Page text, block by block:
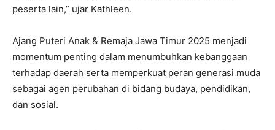
peserta lain,” ujar Kathleen.
Ajang Puteri Anak & Remaja Jawa Timur 2025 menjadi
momentum penting dalam menumbuhkan kebanggaan
terhadap daerah serta memperkuat peran generasi muda
sebagai agen perubahan di bidang budaya, pendidikan,
dan sosial.